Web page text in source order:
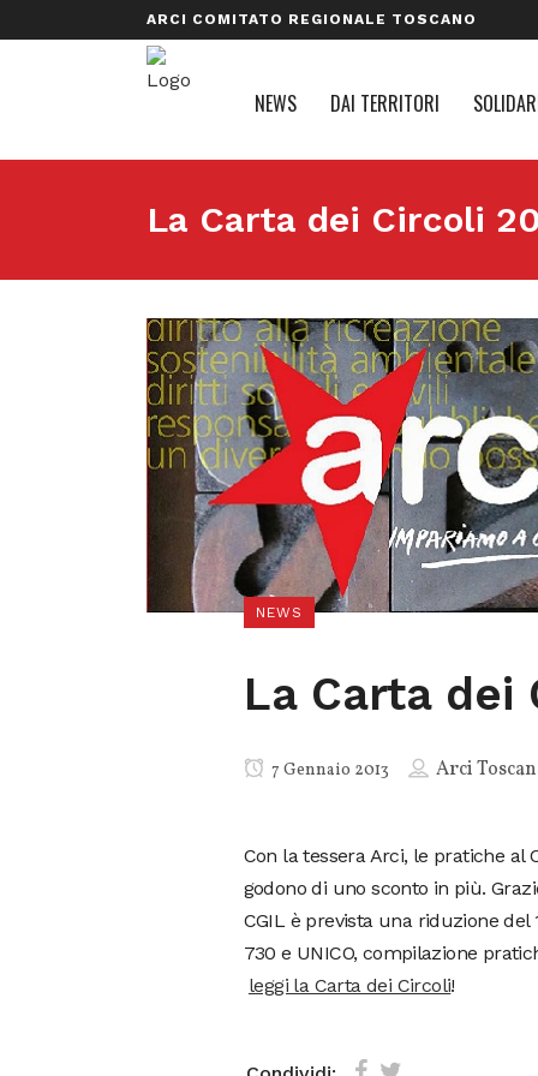
ARCI COMITATO REGIONALE TOSCANO
NEWS DAI TERRITORI
La Carta dei Circoli
NEWS
La Carta dei
7 Gennaio 2013 Arci
Con la tessera Arci, le pratiche al
godono di uno sconto in più.
CGIL è prevista una riduzione
730 e UNICO, compilazione
leggi la Carta dei Circoli!